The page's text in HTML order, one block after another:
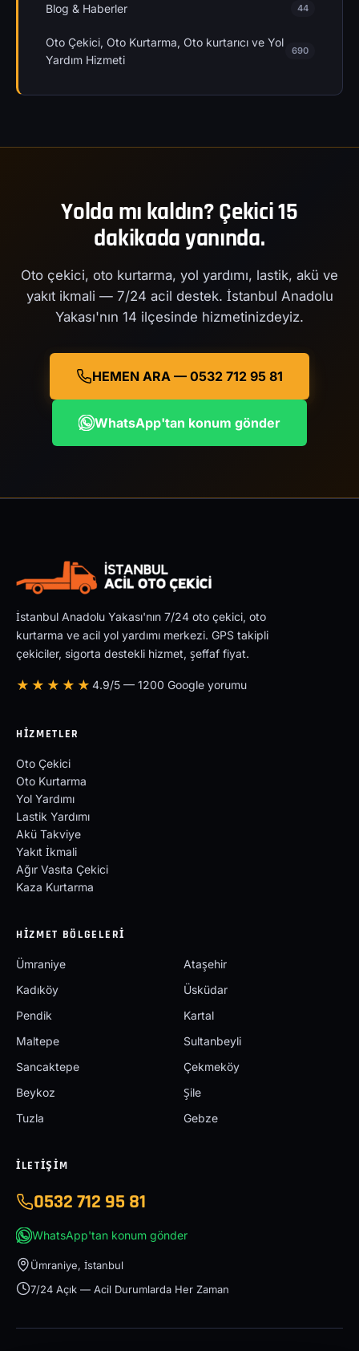
Blog & Haberler 44
Oto Çekici, Oto Kurtarma, Oto kurtarıcı ve Yol
Yardım Hizmeti
690
Yolda mı kaldın? Çekici 15
dakikada yanında.
Oto çekici, oto kurtarma, yol yardımı, lastik, akü ve
yakıt ikmali — 7/24 acil destek. İstanbul Anadolu
Yakası'nın 14 ilçesinde hizmetinizdeyiz.
HEMEN ARA — 0532 712 95 81
WhatsApp'tan konum gönder
İstanbul Anadolu Yakası'nın 7/24 oto çekici, oto
kurtarma ve acil yol yardımı merkezi. GPS takipli
çekiciler, sigorta destekli hizmet, şeffaf fiyat.
★★★★★ 4.9/5 — 1200 Google yorumu
HIZMETLER
Oto Çekici
Oto Kurtarma
Yol Yardımı
Lastik Yardımı
Akü Takviye
Yakıt İkmali
Ağır Vasıta Çekici
Kaza Kurtarma
HIZMET BÖLGELERI
Ümraniye
Ataşehir
Kadıköy
Üsküdar
Pendik
Kartal
Maltepe
Sultanbeyli
Sancaktepe
Çekmeköy
Beykoz
Şile
Tuzla
Gebze
İLETIŞIM
0532 712 95 81
WhatsApp'tan konum gönder
Ümraniye, İstanbul
7/24 Açık — Acil Durumlarda Her Zaman